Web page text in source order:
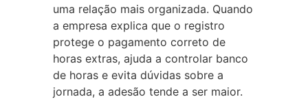
uma relação mais organizada. Quando
a empresa explica que o registro
protege o pagamento correto de
horas extras, ajuda a controlar banco
de horas e evita dúvidas sobre a
jornada, a adesão tende a ser maior.